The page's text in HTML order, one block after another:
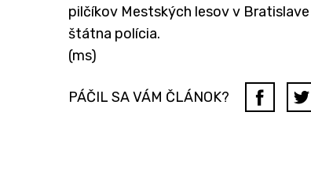
pilčíkov Mestských lesov v
štátna polícia.
(ms)
PÁČIL SA VÁM ČLÁNOK?